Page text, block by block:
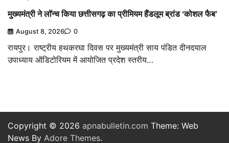
मुख्यमंत्री ने लॉन्च किया छत्तीसगढ़ का प्रीमियम हैंडलूम ब्रांड ‘कोशल फैब’
August 8, 2026 0
रायपुर। राष्ट्रीय हथकरघा दिवस पर मुख्यमंत्री साय पंडित दीनदयाल
उपाध्याय ऑडिटोरियम में आयोजित प्रदेश स्तरीय…
Copyright © 2026 apnabulletin.com Theme: Web
News By Adore Themes.